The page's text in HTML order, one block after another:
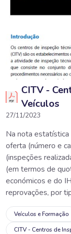
CITV -
Veículos
27/11/2023
Na nota
oferta (número e
(inspeções
(em termos de
económicos e do
reprovações, por
Veículos e Formação
CITV - Centros de